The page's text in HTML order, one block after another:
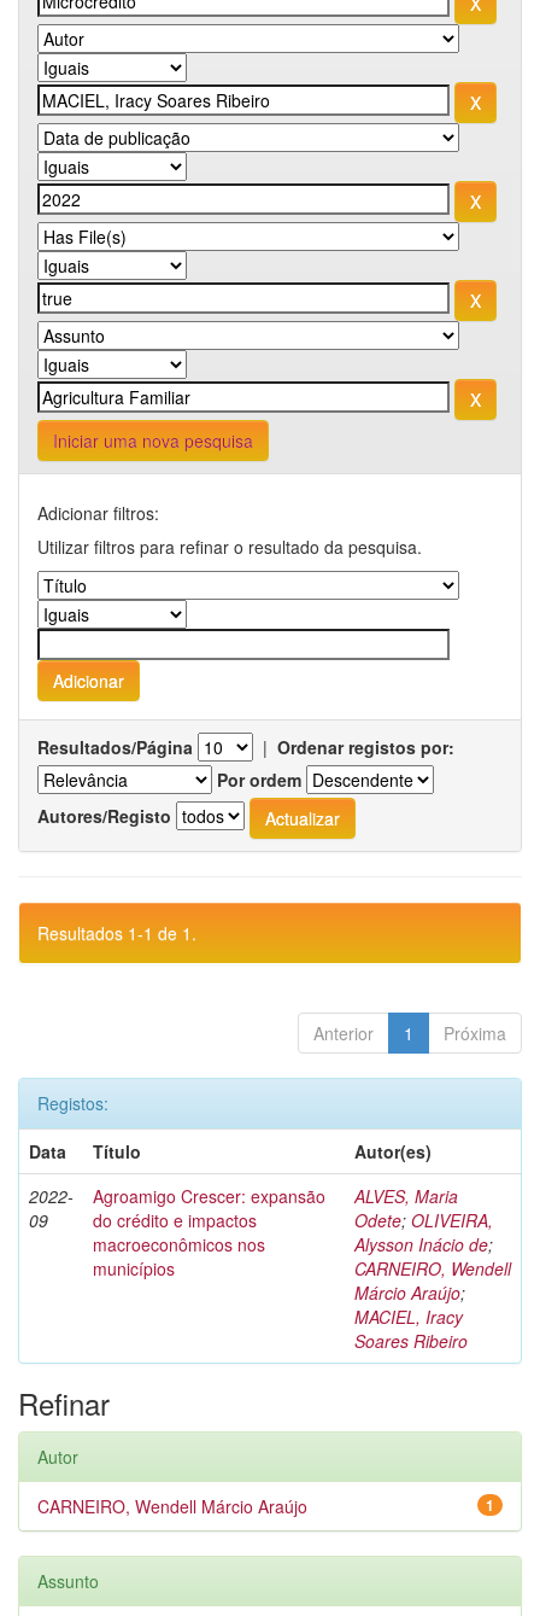
Iniciar uma nova pesquisa
Adicionar filtros:
Utilizar filtros para refinar o resultado da pesquisa.
Resultados/Página | Ordenar registos por:
Por ordem
Autores/Registo
Resultados 1-1 de 1.
Anterior 1 Próxima
Registos:
Data
Título
Autor(es)
2022-
09
Agroamigo Crescer: expansão
do crédito e impactos
macroeconômicos nos
municípios
ALVES, Maria
Odete; OLIVEIRA,
Alysson Inácio de;
CARNEIRO, Wendell
Márcio Araújo;
MACIEL, Iracy
Soares Ribeiro
Refinar
Autor
1
CARNEIRO, Wendell Márcio Araújo
Assunto